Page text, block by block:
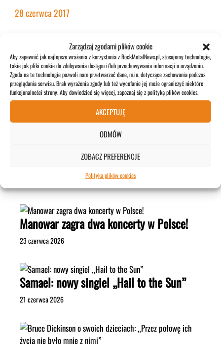
Zarządzaj zgodami plików cookie
Aby zapewnić jak najlepsze wrażenia z korzystania z RockMetalNews.pl, stosujemy technologie,
takie jak pliki cookie do zdobywania dostępu i/lub przechowywania informacji o urządzeniu.
Zgoda na te technologie pozwoli nam przetwarzać dane, m.in. dotyczące zachowania podczas
przeglądania serwisu. Brak wyrażenia zgody lub też wycofanie jej może ograniczyć niektóre
funkcjonalności strony. Aby dowiedzieć się więcej, zapoznaj się z polityką plików cookies.
AKCEPTUJĘ
ODMÓW
ZOBACZ PREFERENCJE
Polityka plików cookies
28 czerwca 2017
ZOBACZ WIĘCEJ>>>
POPULARNE
Dave Mustaine o swoich ulubionych
Manowar zagra dwa koncerty w Polsce!
23 czerwca 2026
Samael: nowy singiel „Hail to the Sun”
21 czerwca 2026